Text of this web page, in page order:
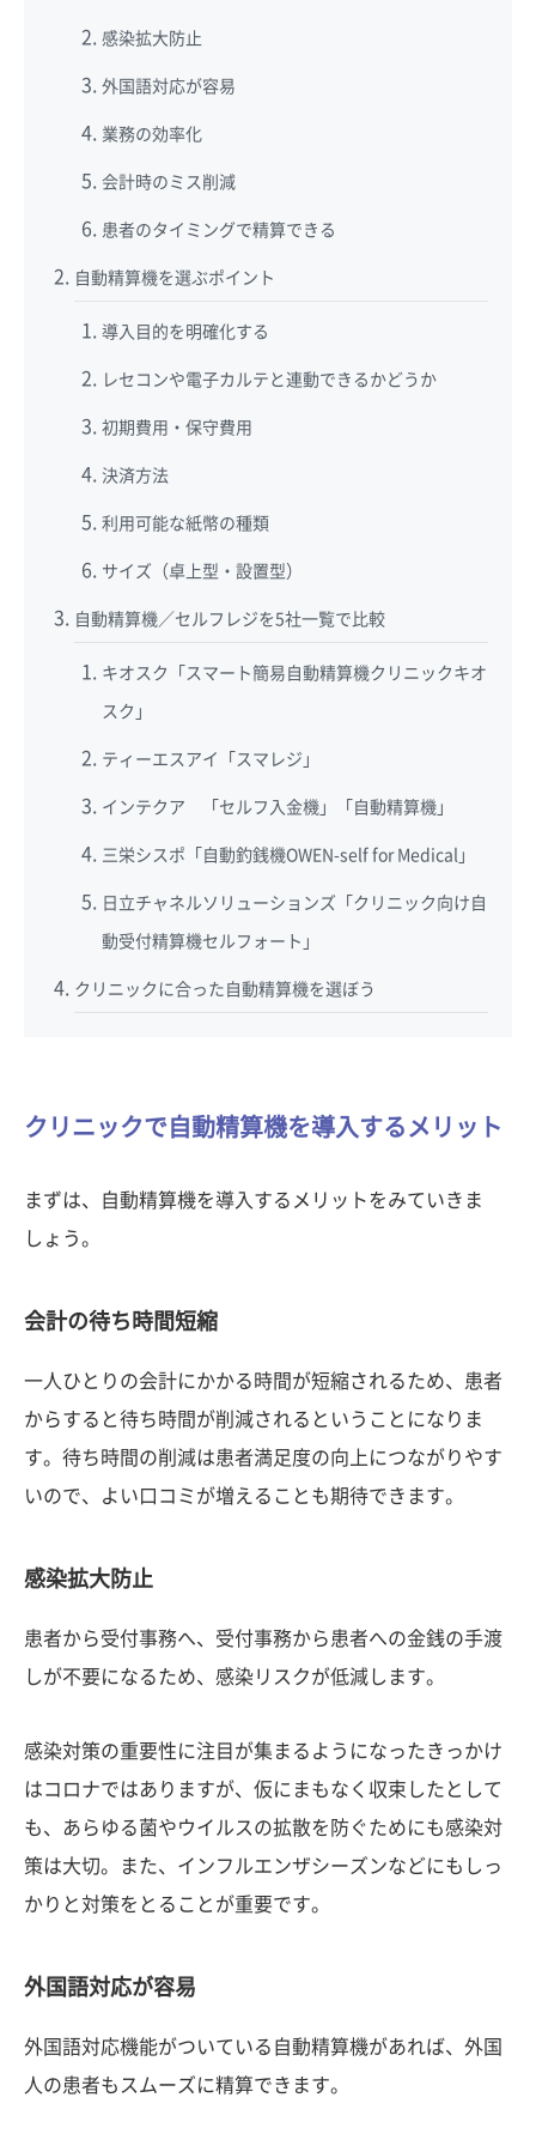
感染拡大防止
外国語対応が容易
業務の効率化
会計時のミス削減
患者のタイミングで精算できる
自動精算機を選ぶポイント
導入目的を明確化する
レセコンや電子カルテと連動できるかどうか
初期費用・保守費用
決済方法
利用可能な紙幣の種類
サイズ（卓上型・設置型）
自動精算機／セルフレジを5社一覧で比較
キオスク「スマート簡易自動精算機クリニックキオ
スク」
ティーエスアイ「スマレジ」
インテクア 「セルフ入金機」「自動精算機」
三栄シスポ「自動釣銭機OWEN-self for Medical」
日立チャネルソリューションズ「クリニック向け自
動受付精算機セルフォート」
クリニックに合った自動精算機を選ぼう
クリニックで自動精算機を導入するメリット
まずは、自動精算機を導入するメリットをみていきま
しょう。
会計の待ち時間短縮
一人ひとりの会計にかかる時間が短縮されるため、患者
からすると待ち時間が削減されるということになりま
す。待ち時間の削減は患者満足度の向上につながりやす
いので、よい口コミが増えることも期待できます。
感染拡大防止
患者から受付事務へ、受付事務から患者への金銭の手渡
しが不要になるため、感染リスクが低減します。
感染対策の重要性に注目が集まるようになったきっかけ
はコロナではありますが、仮にまもなく収束したとして
も、あらゆる菌やウイルスの拡散を防ぐためにも感染対
策は大切。また、インフルエンザシーズンなどにもしっ
かりと対策をとることが重要です。
外国語対応が容易
外国語対応機能がついている自動精算機があれば、外国
人の患者もスムーズに精算できます。